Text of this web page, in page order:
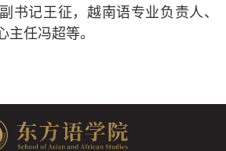
书记王征， 越南语专业负责人 、
主任冯超等。